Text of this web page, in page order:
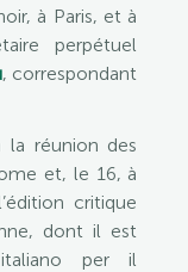
à Paris, et à
perpétuel
, correspondant
réunion des
et, le 16, à
critique
dont il est
per il